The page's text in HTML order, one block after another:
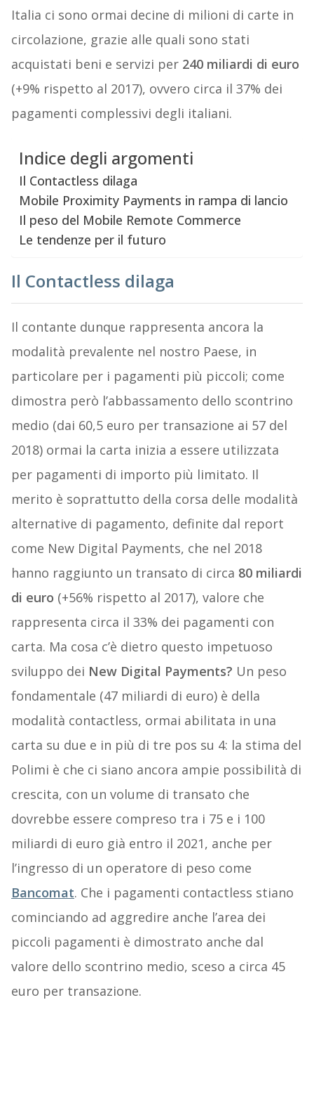
Italia ci sono ormai decine di milioni di carte in
circolazione, grazie alle quali sono stati
acquistati beni e servizi per 240 miliardi di euro
(+9% rispetto al 2017), ovvero circa il 37% dei
pagamenti complessivi degli italiani.
Indice degli argomenti
Il Contactless dilaga
Mobile Proximity Payments in rampa di lancio
Il peso del Mobile Remote Commerce
Le tendenze per il futuro
Il Contactless dilaga
Il contante dunque rappresenta ancora la
modalità prevalente nel nostro Paese, in
particolare per i pagamenti più piccoli; come
dimostra però l’abbassamento dello scontrino
medio (dai 60,5 euro per transazione ai 57 del
2018) ormai la carta inizia a essere utilizzata
per pagamenti di importo più limitato. Il
merito è soprattutto della corsa delle modalità
alternative di pagamento, definite dal report
come New Digital Payments, che nel 2018
hanno raggiunto un transato di circa 80 miliardi
di euro (+56% rispetto al 2017), valore che
rappresenta circa il 33% dei pagamenti con
carta. Ma cosa c’è dietro questo impetuoso
sviluppo dei New Digital Payments? Un peso
fondamentale (47 miliardi di euro) è della
modalità contactless, ormai abilitata in una
carta su due e in più di tre pos su 4: la stima del
Polimi è che ci siano ancora ampie possibilità di
crescita, con un volume di transato che
dovrebbe essere compreso tra i 75 e i 100
miliardi di euro già entro il 2021, anche per
l’ingresso di un operatore di peso come
Bancomat. Che i pagamenti contactless stiano
cominciando ad aggredire anche l’area dei
piccoli pagamenti è dimostrato anche dal
valore dello scontrino medio, sceso a circa 45
euro per transazione.